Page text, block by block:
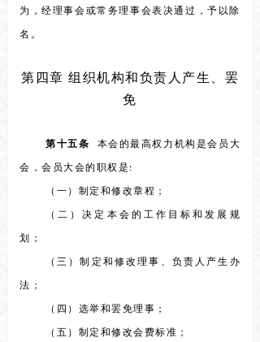
为，经理事会或常务理事会表决通过，予以除
名。
第四章 组织机构和负责人产生、罢
免
第十五条 本会的最高权力机构是会员大
会，会员大会的职权是:
（一）制定和修改章程；
（二）决定本会的工作目标和发展规
划；
（三）制定和修改理事、负责人产生办
法；
（四）选举和罢免理事；
（五）制定和修改会费标准；